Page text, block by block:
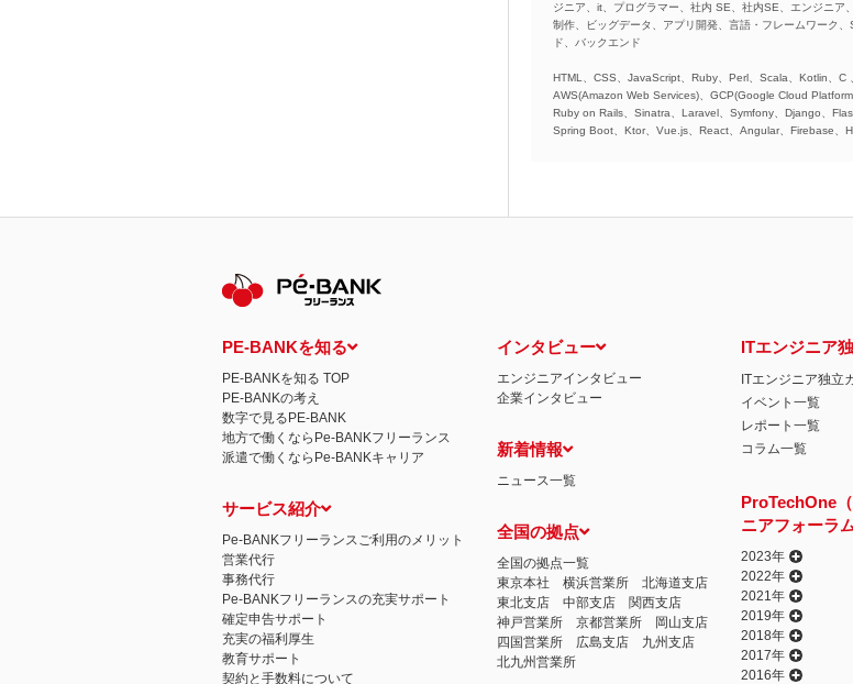
ジニア、it、プログラマー、社内 SE、社内SE、エンジニ
制作、ビッグデータ、アプリ開発、言語・フレームワーク
ド、バックエンド
HTML、CSS、JavaScript、Ruby、Perl、Scala、Kotlin、C
AWS(Amazon Web Services)、GCP(Google Cloud
Ruby on Rails、Sinatra、Laravel、Symfony、Django、
Spring Boot、Ktor、Vue.js、React、Angular、Firebase、
PE-BANKを知る
PE-BANKを知る TOP
PE-BANKの考え
数字で見るPE-BANK
地方で働くならPe-BANKフリーランス
派遣で働くならPe-BANKキャリア
サービス紹介
Pe-BANKフリーランスご利用のメリット
営業代行
事務代行
Pe-BANKフリーランスの充実サポート
確定申告サポート
充実の福利厚生
教育サポート
契約と手数料について
インタビュー
エンジニアインタビュー
企業インタビュー
新着情報
ニュース一覧
全国の拠点
全国の拠点一覧
東京本社
横浜営業所
北海道支店
東北支店
中部支店
関西支店
神戸営業所
京都営業所
岡山支店
四国営業所
広島支店
九州支店
北九州営業所
ITエンジニア
ITエンジニア独立
イベント一覧
レポート一覧
コラム一覧
ProTechOne
ニアフォーラム
2023年
2022年
2021年
2019年
2018年
2017年
2016年